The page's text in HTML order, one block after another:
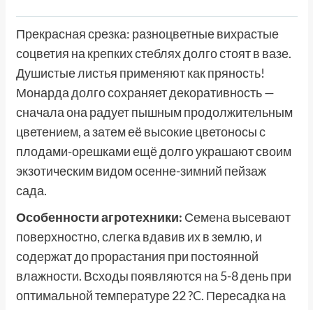
Прекрасная срезка: разноцветные вихрастые
соцветия на крепких стеблях долго стоят в вазе.
Душистые листья применяют как пряность!
Монарда долго сохраняет декоративность —
сначала она радует пышным продолжительным
цветением, а затем её высокие цветоносы с
плодами-орешками ещё долго украшают своим
экзотическим видом осенне-зимний пейзаж
сада.
Особенности агротехники: Семена высевают
поверхностно, слегка вдавив их в землю, и
содержат до прорастания при постоянной
влажности. Всходы появляются на 5-8 день при
оптимальной температуре 22 ?C. Пересадка на